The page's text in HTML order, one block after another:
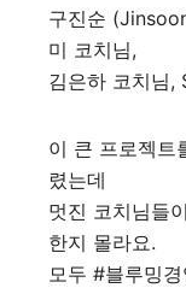
구진순
미 코치님,
김은하 코치님,
이 큰 프로젝트
렸는데
멋진 코치님들
한지 몰라요.
모두 #블루밍